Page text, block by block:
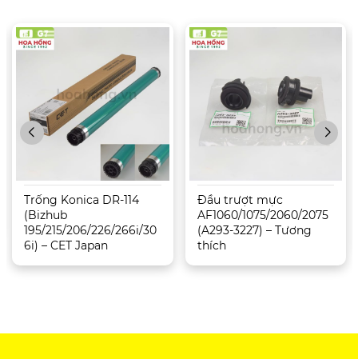
Trống Konica DR-114
(Bizhub
195/215/206/226/266i/30
6i) – CET Japan
Đầu trượt mực
AF1060/1075/2060/2075
(A293-3227) – Tương
thích